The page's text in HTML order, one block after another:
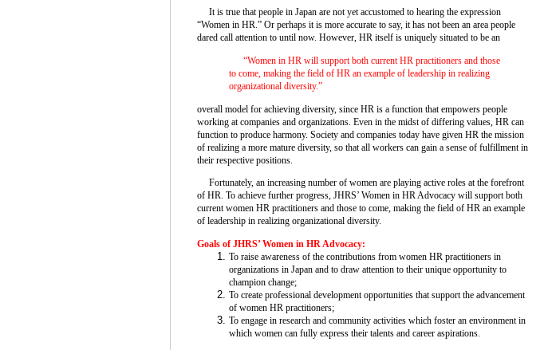
It is true that people in Japan are not yet accustomed to hearing the expression
“Women in HR.” Or perhaps it is more accurate to say, it has not been an area people
dared call attention to until now. However, HR itself is uniquely situated to be an
“Women in HR will support both current HR practitioners and those
to come, making the field of HR an example of leadership in realizing
organizational diversity.”
overall model for achieving diversity, since HR is a function that empowers people
working at companies and organizations. Even in the midst of differing values, HR can
function to produce harmony. Society and companies today have given HR the mission
of realizing a more mature diversity, so that all workers can gain a sense of fulfillment in
their respective positions.
Fortunately, an increasing number of women are playing active roles at the forefront
of HR. To achieve further progress, JHRS’ Women in HR Advocacy will support both
current women HR practitioners and those to come, making the field of HR an example
of leadership in realizing organizational diversity.
Goals of JHRS’ Women in HR Advocacy:
To raise awareness of the contributions from women HR practitioners in
organizations in Japan and to draw attention to their unique opportunity to
champion change;
To create professional development opportunities that support the advancement
of women HR practitioners;
To engage in research and community activities which foster an environment in
which women can fully express their talents and career aspirations.